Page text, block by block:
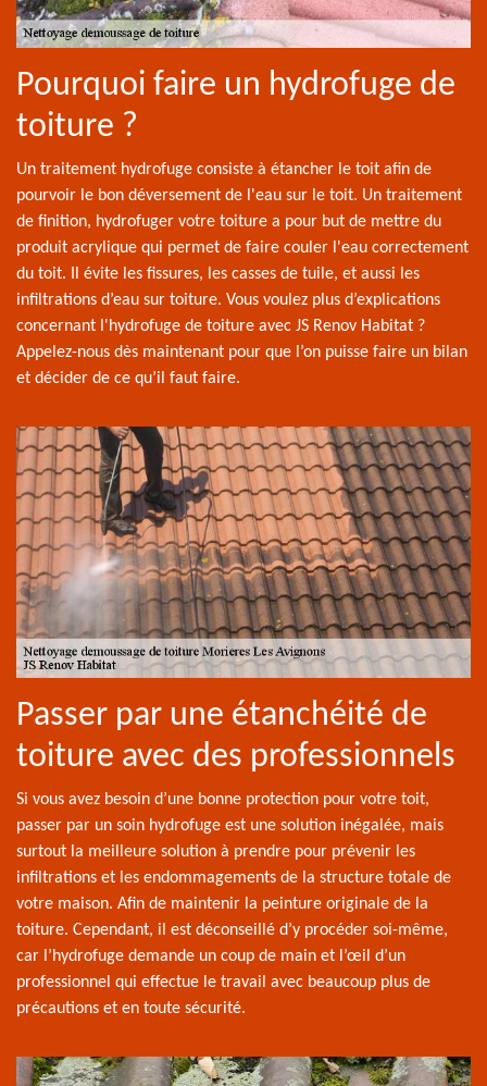
Pourquoi faire un hydrofuge de
toiture ?
Un traitement hydrofuge consiste à étancher le toit afin de
pourvoir le bon déversement de l'eau sur le toit. Un traitement
de finition, hydrofuger votre toiture a pour but de mettre du
produit acrylique qui permet de faire couler l'eau correctement
du toit. Il évite les fissures, les casses de tuile, et aussi les
infiltrations d’eau sur toiture. Vous voulez plus d’explications
concernant l'hydrofuge de toiture avec JS Renov Habitat ?
Appelez-nous dès maintenant pour que l’on puisse faire un bilan
et décider de ce qu’il faut faire.
Passer par une étanchéité de
toiture avec des professionnels
Si vous avez besoin d’une bonne protection pour votre toit,
passer par un soin hydrofuge est une solution inégalée, mais
surtout la meilleure solution à prendre pour prévenir les
infiltrations et les endommagements de la structure totale de
votre maison. Afin de maintenir la peinture originale de la
toiture. Cependant, il est déconseillé d’y procéder soi-même,
car l’hydrofuge demande un coup de main et l’œil d’un
professionnel qui effectue le travail avec beaucoup plus de
précautions et en toute sécurité.